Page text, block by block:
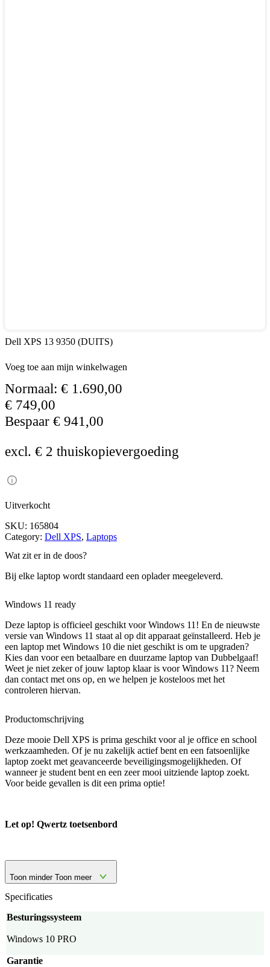
Dell XPS 13 9350 (DUITS)
Voeg toe aan mijn winkelwagen
Normaal: € 1.690,00
€ 749,00
Bespaar € 941,00
excl. € 2 thuiskopievergoeding
Uitverkocht
SKU: 165804
Category: Dell XPS, Laptops
Wat zit er in de doos?
Bij elke laptop wordt standaard een oplader meegeleverd.
Windows 11 ready
Deze laptop is officieel geschikt voor Windows 11! En de nieuwste
versie van Windows 11 staat al op dit apparaat geïnstalleerd. Heb je
een laptop met Windows 10 die niet geschikt is om te upgraden?
Kies dan voor een betaalbare en duurzame laptop van Dubbelgaaf!
Weet je niet zeker of jouw laptop klaar is voor Windows 11? Neem
dan contact met ons op, en we helpen je kosteloos met het
controleren hiervan.
Productomschrijving
Deze mooie Dell XPS is prima geschikt voor al je office en school
werkzaamheden. Of je nu zakelijk actief bent en een fatsoenlijke
laptop zoekt met geavanceerde beveiligingsmogelijkheden. Of
wanneer je student bent en een zeer mooi uitziende laptop zoekt.
Voor beide gevallen is dit een prima optie!
Let op! Qwertz toetsenbord
Toon minder Toon meer
Specificaties
Besturingssysteem
Windows 10 PRO
Garantie